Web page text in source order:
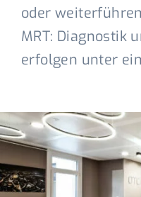
oder
MRT: Diagnostik
erfolgen unter